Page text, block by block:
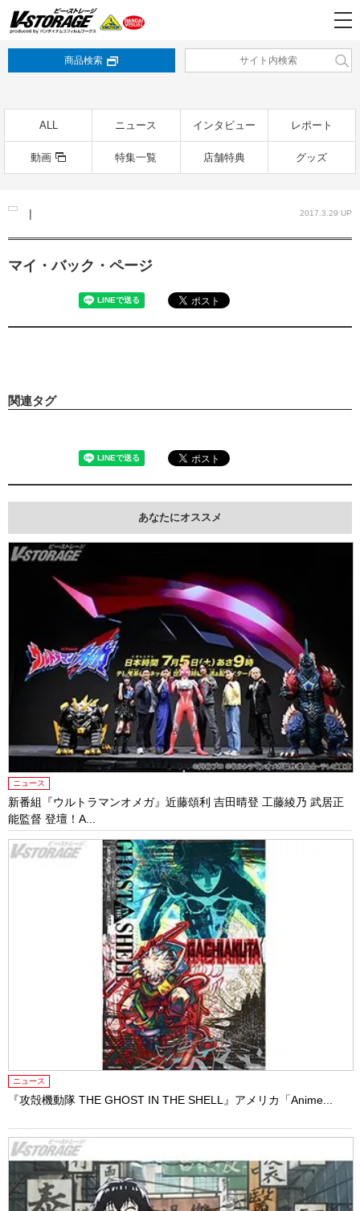
商品検索
ALL ニュース インタビュー レポート
動画 特集一覧 店舗特典 グッズ
| 2017.3.29 UP
マイ・バック・ページ
関連タグ
あなたにオススメ
ニュース
新番組『ウルトラマンオメガ』近藤頌利 吉田晴登 工藤綾乃 武居正
能監督 登壇！A...
ニュース
『攻殻機動隊 THE GHOST IN THE SHELL』アメリカ「Anime...